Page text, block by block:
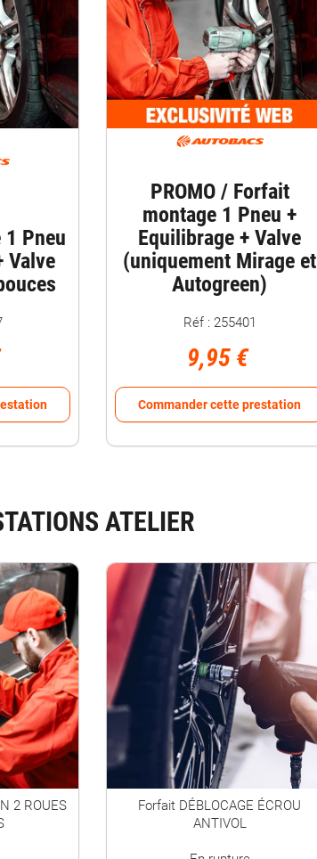
Pneu
Valve
PROMO / Forfait
montage 1 Pneu +
Equilibrage + Valve
(uniquement Mirage et
Autogreen)
Réf : 255401
9,95 €
Commander cette prestation
ATELIER
2 ROUES
Forfait DÉBLOCAGE ÉCROU
ANTIVOL